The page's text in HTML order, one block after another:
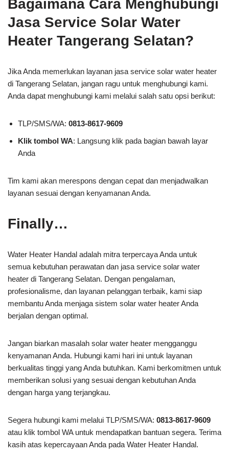
Bagaimana Cara Menghubungi
Jasa Service Solar Water
Heater Tangerang Selatan?
Jika Anda memerlukan layanan jasa service solar water heater
di Tangerang Selatan, jangan ragu untuk menghubungi kami.
Anda dapat menghubungi kami melalui salah satu opsi berikut:
TLP/SMS/WA: 0813-8617-9609
Klik tombol WA: Langsung klik pada bagian bawah layar
Anda
Tim kami akan merespons dengan cepat dan menjadwalkan
layanan sesuai dengan kenyamanan Anda.
Finally…
Water Heater Handal adalah mitra terpercaya Anda untuk
semua kebutuhan perawatan dan jasa service solar water
heater di Tangerang Selatan. Dengan pengalaman,
profesionalisme, dan layanan pelanggan terbaik, kami siap
membantu Anda menjaga sistem solar water heater Anda
berjalan dengan optimal.
Jangan biarkan masalah solar water heater mengganggu
kenyamanan Anda. Hubungi kami hari ini untuk layanan
berkualitas tinggi yang Anda butuhkan. Kami berkomitmen untuk
memberikan solusi yang sesuai dengan kebutuhan Anda
dengan harga yang terjangkau.
Segera hubungi kami melalui TLP/SMS/WA: 0813-8617-9609
atau klik tombol WA untuk mendapatkan bantuan segera. Terima
kasih atas kepercayaan Anda pada Water Heater Handal.